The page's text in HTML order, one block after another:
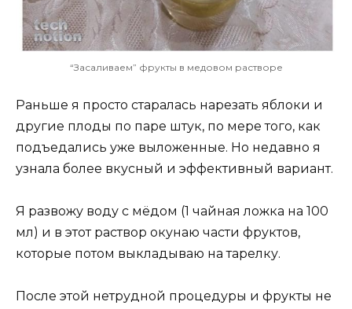
“Засаливаем” фрукты в медовом растворе
Раньше я просто старалась нарезать яблоки и
другие плоды по паре штук, по мере того, как
подъедались уже выложенные. Но недавно я
узнала более вкусный и эффективный вариант.
Я развожу воду с мёдом (1 чайная ложка на 100
мл) и в этот раствор окунаю части фруктов,
которые потом выкладываю на тарелку.
После этой нетрудной процедуры и фрукты не